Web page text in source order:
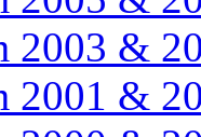
2003 &
2001 &